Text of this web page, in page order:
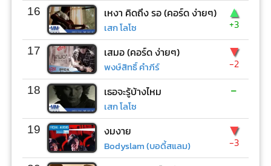
16 เหงา คิดถึง รอ (คอร์ด ง่ายๆ)
เสก โลโซ
▲
+3
17 เสมอ (คอร์ด ง่ายๆ)
พงษ์สิทธิ์ คำภีร์
▼
-2
18 เธอจะรู้บ้างไหม
เสก โลโซ
-
19 งมงาย
Bodyslam (บอดี้สแลม)
▼
-3